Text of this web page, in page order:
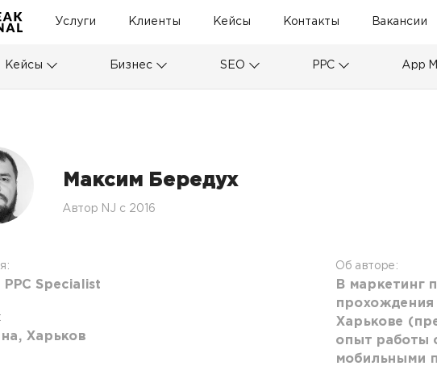
Услуги Клиенты Кейсы Контакты Вакансии
Кейсы Бизнес SEO PPC App
Максим Бередух
Автор NJ c 2016
Specialist
Харьков
Об авторе:
В маркетинг
прохождения
Харькове
опыт работы
мобильными